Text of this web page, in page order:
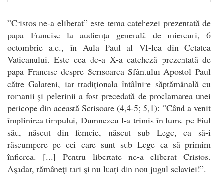
”Cristos ne-a eliberat” este tema catehezei prezentată de
papa Francisc la audiența generală de miercuri, 6
octombrie a.c., în Aula Paul al VI-lea din Cetatea
Vaticanului. Este cea de-a X-a cateheză prezentată de
papa Francisc despre Scrisoarea Sfântului Apostol Paul
către Galateni, iar tradiționala întâlnire săptămânală cu
romanii și pelerinii a fost precedată de proclamarea unei
pericope din această Scrisoare (4,4-5; 5,1): ”Când a venit
împlinirea timpului, Dumnezeu l-a trimis în lume pe Fiul
său, născut din femeie, născut sub Lege, ca să-i
răscumpere pe cei care sunt sub Lege ca să primim
înfierea. [...] Pentru libertate ne-a eliberat Cristos.
Aşadar, rămâneţi tari şi nu luaţi din nou jugul sclaviei!”.